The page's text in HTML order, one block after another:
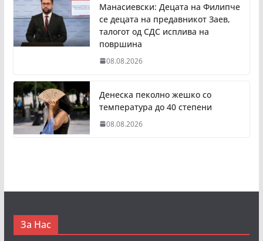
Манасиевски: Децата на Филипче
се децата на предавникот Заев,
талогот од СДС исплива на
површина
08.08.2026
Денеска пеколно жешко со
температура до 40 степени
08.08.2026
За Нас